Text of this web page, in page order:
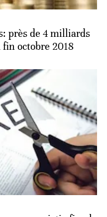
près de 4 milliards
octobre 2018